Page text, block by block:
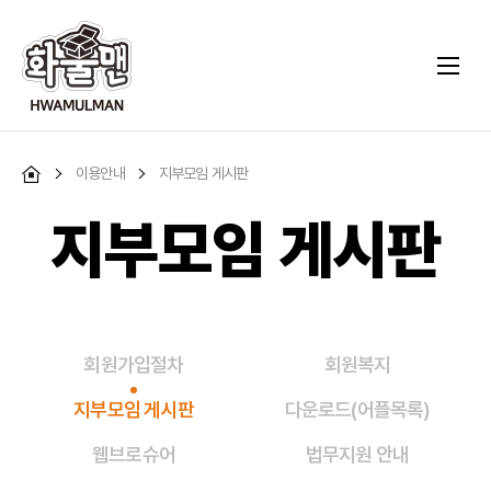
이용안내 지부모임 게시판
지부모임 게시판
회원가입절차
회원복지
지부모임 게시판
다운로드(어플목록)
웹브로슈어
법무지원 안내